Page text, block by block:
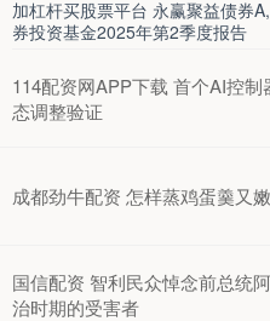
加杠杆买股票平台 永赢聚益债券
券投资基金2025年第2季度报告
114配资网APP下载 首个AI控
态调整验证
成都劲牛配资 怎样蒸鸡蛋羹又
国信配资 智利民众悼念前总统
治时期的受害者